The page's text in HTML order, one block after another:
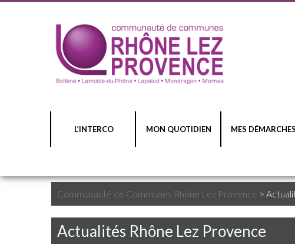
L’INTERCO MON QUOTIDIEN MES DÉMARCHES
Communauté de Communes Rhône Lez Provence >
Actualités Rhône Lez Provence